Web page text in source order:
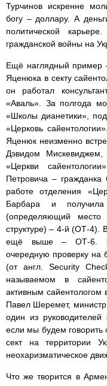
Турчинов искренне
богу – доллару. А
политической
гражданской войны на
Ещё наглядный пример
Яценюка в секту
он работал
«Аваль». За полгода
«Школы дианетики»,
«Церковь
Яценюк неизменно
Дэвидом
«Церкви
Петровича –
работе отделения
Барбара и
(определяющий место
структуре) – 4-й (ОТ-4).
ещё выше – ОТ-6.
очередную проверку на
(от англ. Security
называемом в
активным сайентологом
Павел Шеремет, министр
один из руководителей
если мы будем говорить
сект на территории
неохаризматическое
Что же творится в